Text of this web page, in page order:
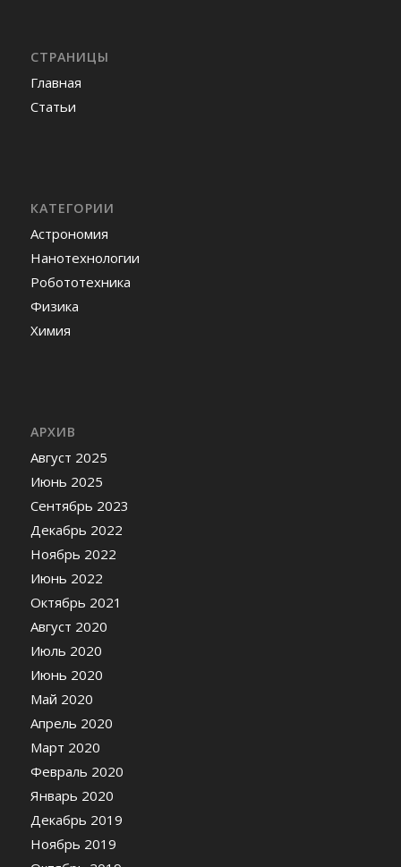
СТРАНИЦЫ
Главная
Статьи
КАТЕГОРИИ
Астрономия
Нанотехнологии
Робототехника
Физика
Химия
АРХИВ
Август 2025
Июнь 2025
Сентябрь 2023
Декабрь 2022
Ноябрь 2022
Июнь 2022
Октябрь 2021
Август 2020
Июль 2020
Июнь 2020
Май 2020
Апрель 2020
Март 2020
Февраль 2020
Январь 2020
Декабрь 2019
Ноябрь 2019